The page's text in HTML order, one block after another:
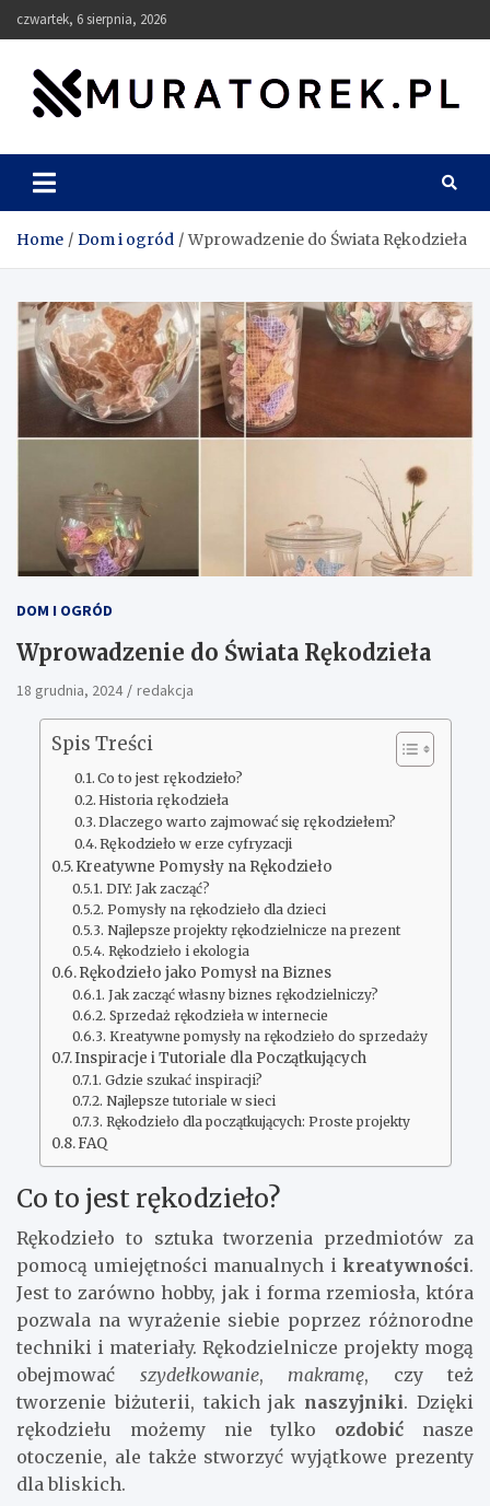
to
czwartek, 6 sierpnia, 2026
muratorek.pl
Home Dom i ogród Wprowadzenie do Świata Rękodzieła
DOM I OGRÓD
Wprowadzenie do Świata Rękodzieła
18 grudnia, 2024 redakcja
Spis Treści
Co to jest rękodzieło?
Historia rękodzieła
Dlaczego warto zajmować się rękodziełem?
Rękodzieło w erze cyfryzacji
Kreatywne Pomysły na Rękodzieło
DIY: Jak zacząć?
Pomysły na rękodzieło dla dzieci
Najlepsze projekty rękodzielnicze na prezent
Rękodzieło i ekologia
Rękodzieło jako Pomysł na Biznes
Jak zacząć własny biznes rękodzielniczy?
Sprzedaż rękodzieła w internecie
Kreatywne pomysły na rękodzieło do sprzedaży
Inspiracje i Tutoriale dla Początkujących
Gdzie szukać inspiracji?
Najlepsze tutoriale w sieci
Rękodzieło dla początkujących: Proste projekty
FAQ
Co to jest rękodzieło?
Rękodzieło to sztuka tworzenia przedmiotów za
pomocą umiejętności manualnych i kreatywności.
Jest to zarówno hobby, jak i forma rzemiosła, która
pozwala na wyrażenie siebie poprzez różnorodne
techniki i materiały. Rękodzielnicze projekty mogą
obejmować szydełkowanie, makramę, czy też
tworzenie biżuterii, takich jak naszyjniki. Dzięki
rękodziełu możemy nie tylko ozdobić nasze
otoczenie, ale także stworzyć wyjątkowe prezenty
dla bliskich.